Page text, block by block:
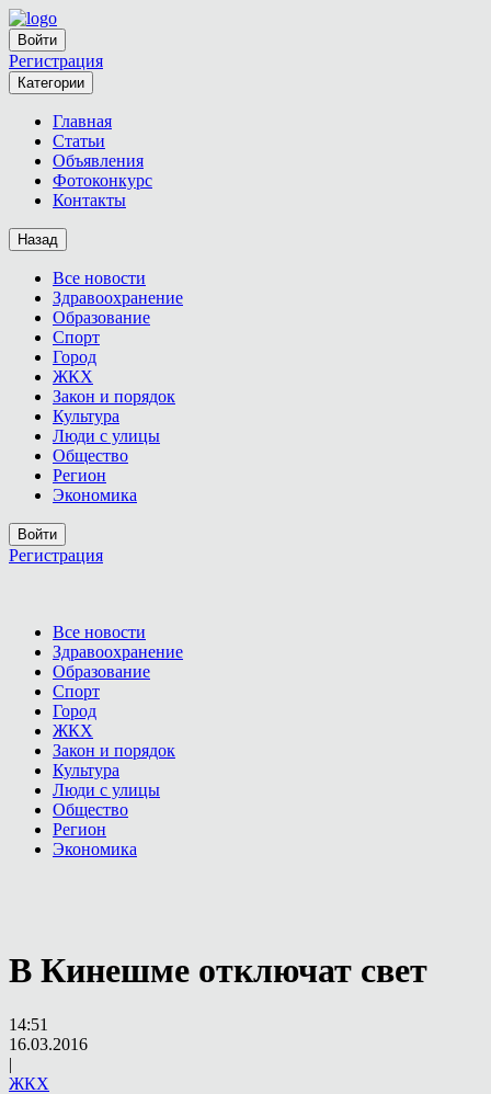
Войти
Регистрация
Категории
Главная
Статьи
Объявления
Фотоконкурс
Контакты
Назад
Все новости
Здравоохранение
Образование
Спорт
Город
ЖКХ
Закон и порядок
Культура
Люди с улицы
Общество
Регион
Экономика
Войти
Регистрация
Все новости
Здравоохранение
Образование
Спорт
Город
ЖКХ
Закон и порядок
Культура
Люди с улицы
Общество
Регион
Экономика
В Кинешме отключат свет
14:51
16.03.2016
|
ЖКХ